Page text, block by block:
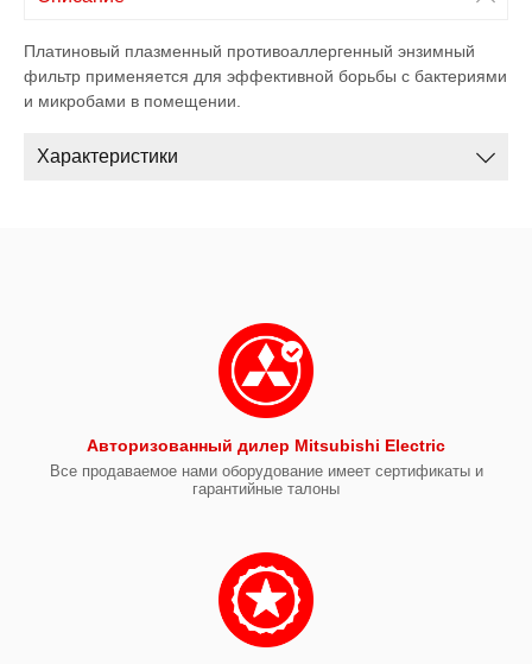
Платиновый плазменный противоаллергенный энзимный
фильтр применяется для эффективной борьбы с бактериями
и микробами в помещении.
Характеристики
Авторизованный дилер Mitsubishi Electric
Все продаваемое нами оборудование имеет сертификаты и
гарантийные талоны